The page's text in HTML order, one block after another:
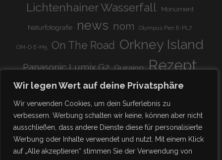
Wir legen Wert auf deine Privatsphäre
Wir verwenden Cookies, um dein Surferlebnis zu
verbessern. Werbung schalten wir keine, können aber nicht
ausschließen, dass andere Dienste diese für personalisierte
Werbung oder Inhalte verwendet und nutzt. Mit einem Klick
auf „Alle akzeptieren“ stimmen Sie der Verwendung von
Lichtenhainer Wasserfall Monument
Naturfotografie news nom Olympus Pen E-PL7
OM-D E-M5 On The Road Orkney Island
Panasonic Lumix G2 Quiraing Rezept
Rundreise schnell & einfach Scotland
Stadion super lecker Systemkamera
vegetarisch Viadukt weitnau woooohoooo!!!!
zu Hause ♥